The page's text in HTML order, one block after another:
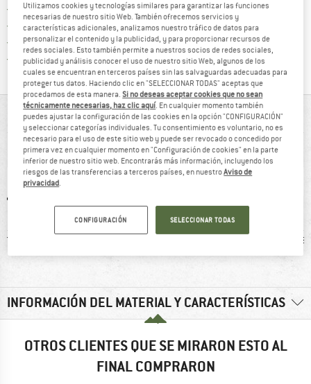
Derecho de devolución de 100 díasvaya a la política de
> 4 000 000 clientes satisfechos
Todos los artículos se encuentran en almacén
Protección del comprador de Trusted Shops¡toda la
DE UN VISTAZO
95% recomiendan Muy asimétricos
INFORMACIÓN DEL MATERIAL Y CARACTERÍSTICAS
OTROS CLIENTES QUE SE MIRARON ESTO AL
FINAL COMPRARON
Utilizamos cookies y tecnologías similares para garantizar las funciones
necesarias de nuestro sitio Web. También ofrecemos servicios y
características adicionales, analizamos nuestro tráfico de datos para
personalizar el contenido y la publicidad, y para proporcionar recursos de
redes sociales. Esto también permite a nuestros socios de redes sociales,
publicidad y análisis conocer el uso de nuestro sitio Web, algunos de los
cuales se encuentran en terceros países sin las salvaguardas adecuadas para
proteger tus datos. Haciendo clic en "SELECCIONAR TODAS" aceptas que
procedamos de esta manera.Si no deseas aceptar cookies que no sean
técnicamente necesarias, haz clic aquí. En cualquier momento también
puedes ajustar la configuración de las cookies en la opción "CONFIGURACIÓN"
y seleccionar categorías individuales. Tu consentimiento es voluntario, no es
necesario para el uso de este sitio web y puede ser revocado o concedido por
primera vez en cualquier momento en "Configuración de cookies" en la parte
inferior de nuestro sitio web. Encontrarás más información, incluyendo los
riesgos de las transferencias a terceros países, en nuestroAviso de
privacidad.
CONFIGURACIÓN SELECCIONAR TODAS